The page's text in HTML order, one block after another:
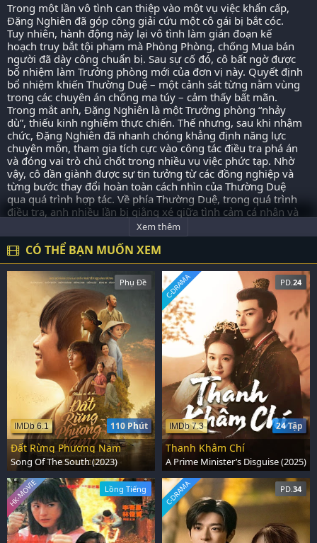
Trong một lần vô tình can thiệp vào một vụ việc khẩn cấp,
Đặng Nghiên đã góp công giải cứu một cô gái bị bắt cóc.
Tuy nhiên, hành động này lại vô tình làm gián đoạn kế
hoạch truy bắt tội phạm mà Phòng Phòng, chống Mua bán
người đã dày công chuẩn bị. Sau sự cố đó, cô bất ngờ được
bổ nhiệm làm Trưởng phòng mới của đơn vị này. Quyết định
bổ nhiệm khiến Thường Duệ – một cảnh sát từng nằm vùng
trong các chuyên án chống ma túy – cảm thấy bất mãn.
Trong mắt anh, Đặng Nghiên là một Trưởng phòng “nhảy
dù”, thiếu kinh nghiệm thực chiến. Thế nhưng, sau khi nhậm
chức, Đặng Nghiên đã nhanh chóng khẳng định năng lực
chuyên môn, tham gia tích cực vào công tác điều tra phá án
và đóng vai trò chủ chốt trong nhiều vụ việc phức tạp. Nhờ
vậy, cô dần giành được sự tin tưởng từ các đồng nghiệp và
từng bước thay đổi hoàn toàn cách nhìn của Thường Duệ
qua quá trình hợp tác. Về phía Thường Duệ, trong quá trình
điều tra, anh nhiều lần bị giằng xé giữa tình cảm cá nhân và
trách nhiệm nghề nghiệp, khiến bản thân rơi vào bế tắc...
Xem thêm
CÓ THỂ BẠN MUỐN XEM
Phụ Đề
110 Phút
IMDb 6.1
Đất Rừng Phương Nam
Song Of The South (2023)
PD. 24
24 Tập
IMDb 7.3
C-DRAMA
Thanh Khâm Chí
A Prime Minister’s Disguise (2025)
Lồng Tiếng
HK-MOVIE PD. 34
C-DRAMA